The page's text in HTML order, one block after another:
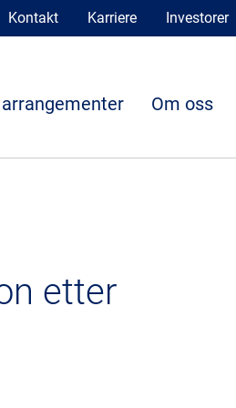
Kontakt Karriere Investorer
Om oss
etter